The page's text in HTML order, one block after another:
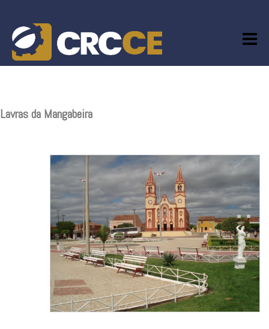
content
Lavras da Mangabeira